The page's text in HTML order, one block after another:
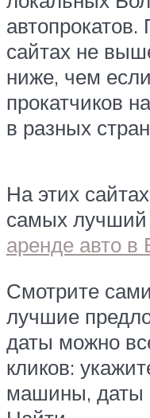
сайтах не
ниже, чем
прокатчиков
в разных
На этих
самых
аренде авто в
Смотрите
лучшие
даты можно
кликов:
машины, даты